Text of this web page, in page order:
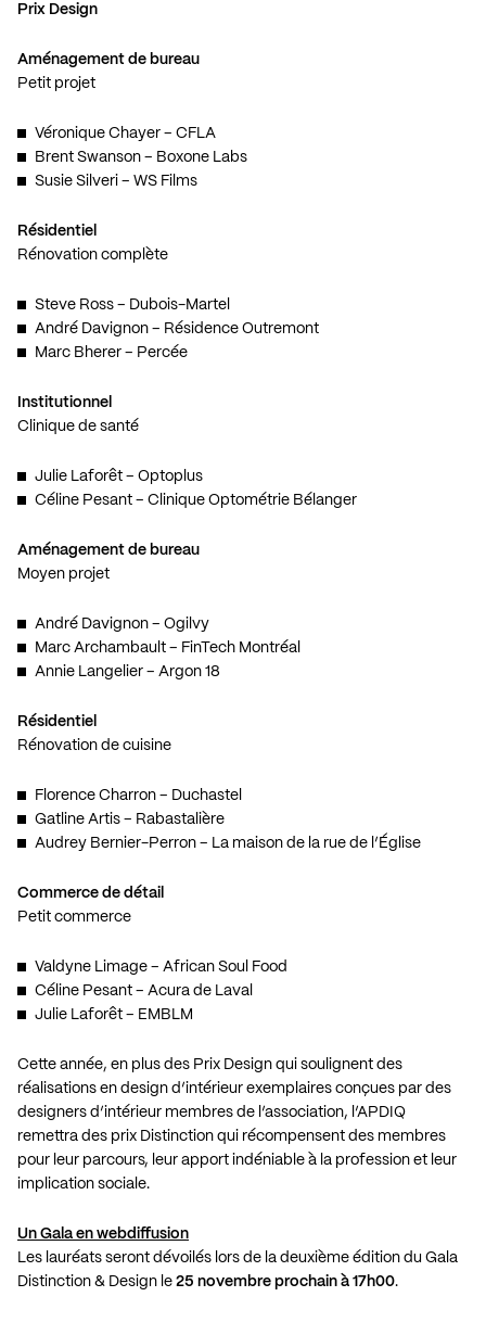
Prix Design
Aménagement de bureau
Petit projet
Véronique Chayer – CFLA
Brent Swanson – Boxone Labs
Susie Silveri – WS Films
Résidentiel
Rénovation complète
Steve Ross – Dubois-Martel
André Davignon – Résidence Outremont
Marc Bherer – Percée
Institutionnel
Clinique de santé
Julie Laforêt – Optoplus
Céline Pesant – Clinique Optométrie Bélanger
Aménagement de bureau
Moyen projet
André Davignon – Ogilvy
Marc Archambault – FinTech Montréal
Annie Langelier – Argon 18
Résidentiel
Rénovation de cuisine
Florence Charron – Duchastel
Gatline Artis – Rabastalière
Audrey Bernier-Perron – La maison de la rue de l’Église
Commerce de détail
Petit commerce
Valdyne Limage – African Soul Food
Céline Pesant – Acura de Laval
Julie Laforêt – EMBLM
Cette année, en plus des Prix Design qui soulignent des
réalisations en design d’intérieur exemplaires conçues par des
designers d’intérieur membres de l’association, l’APDIQ
remettra des prix Distinction qui récompensent des membres
pour leur parcours, leur apport indéniable à la profession et leur
implication sociale.
Un Gala en webdiffusion
Les lauréats seront dévoilés lors de la deuxième édition du Gala
Distinction & Design le 25 novembre prochain à 17h00.